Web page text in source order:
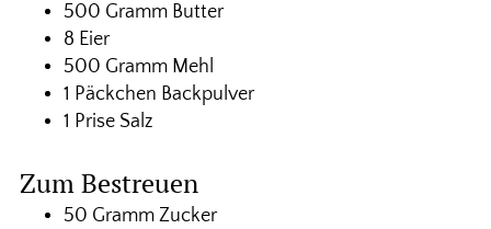
500 Gramm Butter
8 Eier
500 Gramm Mehl
1 Päckchen Backpulver
1 Prise Salz
Zum Bestreuen
50 Gramm Zucker